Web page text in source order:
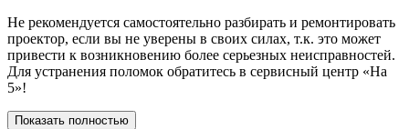
Не рекомендуется самостоятельно разбирать и ремонтировать
проектор, если вы не уверены в своих силах, т.к. это может
привести к возникновению более серьезных неисправностей.
Для устранения поломок обратитесь в сервисный центр «На
5»!
Показать полностью